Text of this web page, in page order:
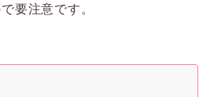
要注意です。